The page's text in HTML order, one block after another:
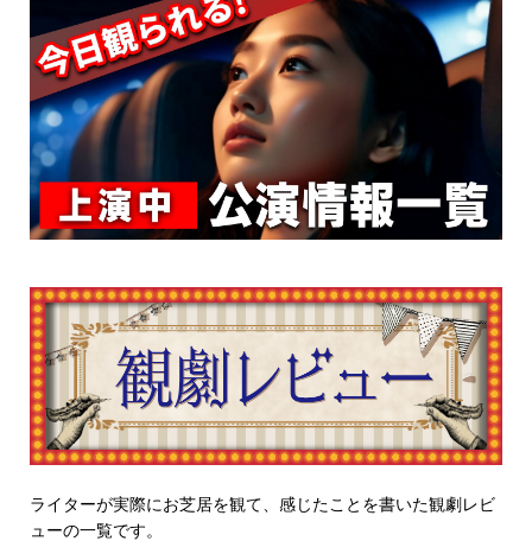
ライターが実際にお芝居を観て、感じたことを書いた観劇レビ
ューの一覧です。